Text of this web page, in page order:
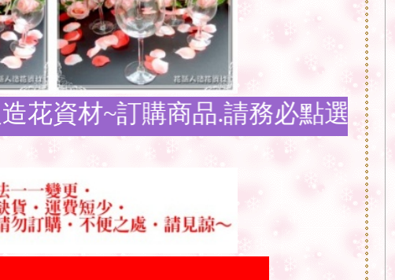
品.請務必點選問與答購物須知說